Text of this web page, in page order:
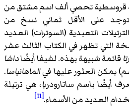
تحصي ألف اسم مشتق من
على الأقل ثماني نسخ من
التعبدية (السوترات) العديد
التي تظهر في الكتاب الثالث عشر
قائمة شبيهة بهذه. لشيفا أيضًاداشا
الماهانياسا.
أيضًا باسم ساتارودريا، هي ترتيلة
العديد من الأسماء.[11]